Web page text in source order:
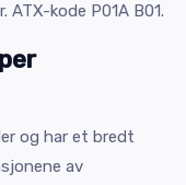
kode P01A B01.
og har et bredt
av